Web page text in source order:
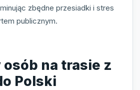
zbędne przesiadki i stres
publicznym.
na trasie z
Polski